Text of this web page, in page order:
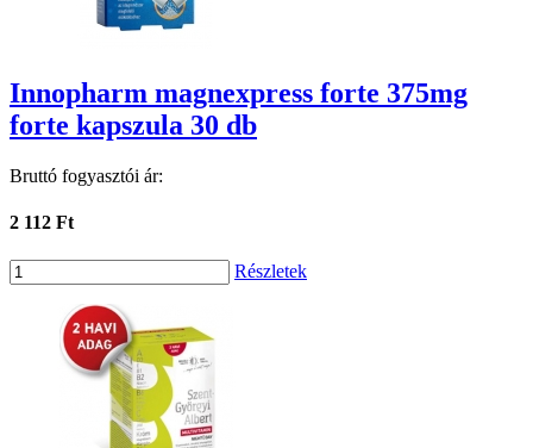
Innopharm magnexpress forte 375mg
forte kapszula 30 db
Bruttó fogyasztói ár:
2 112 Ft
Részletek